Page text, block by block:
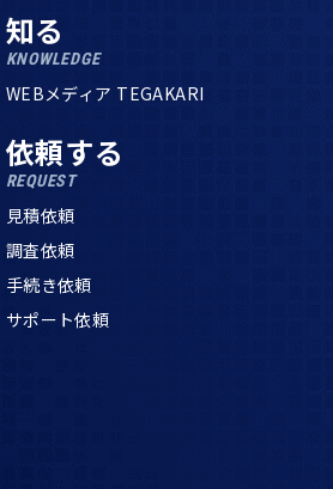
知る
KNOWLEDGE
WEBメディア TEGAKARI
依頼する
REQUEST
見積依頼
調査依頼
手続き依頼
サポート依頼